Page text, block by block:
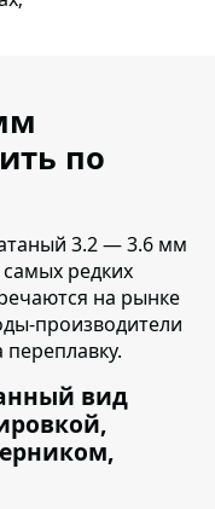
по
3.2 — 3.6 мм
редких
на рынке
производители
вид